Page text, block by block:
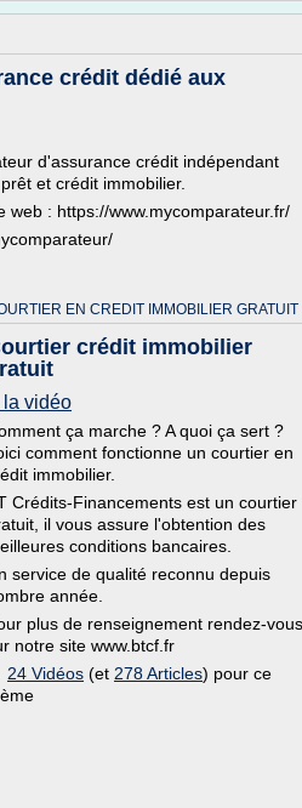
crédit dédié aux
d'assurance crédit indépendant
et crédit immobilier.
web : https://www.mycomparateur.fr/
EN CREDIT IMMOBILIER GRATUIT
crédit immobilier
la vidéo
ça marche ? A quoi ça sert ?
comment fonctionne un courtier en
immobilier.
Crédits-Financements est un courtier
il vous assure l'obtention des
conditions bancaires.
service de qualité reconnu depuis
année.
plus de renseignement rendez-vous
notre site www.btcf.fr
24 Vidéos (et 278 Articles) pour ce